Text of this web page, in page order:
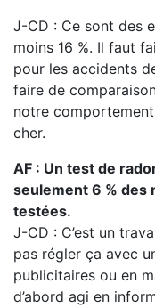
J-CD : Ce sont des
moins 16 %. Il faut
pour les accidents
faire de
notre
cher.
AF : Un test de
seulement 6 % des
testées.
J-CD : C’est un
pas régler ça avec
publicitaires ou en
d’abord agi en